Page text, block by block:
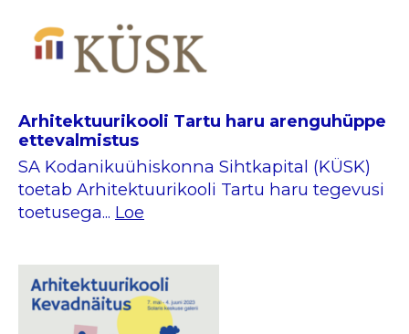
Arhitektuurikooli Tartu haru arenguhüppe
ettevalmistus
SA Kodanikuühiskonna Sihtkapital (KÜSK)
toetab Arhitektuurikooli Tartu haru tegevusi
toetusega... Loe